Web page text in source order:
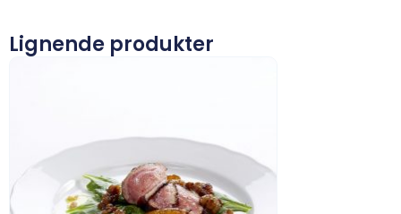
Lignende produkter